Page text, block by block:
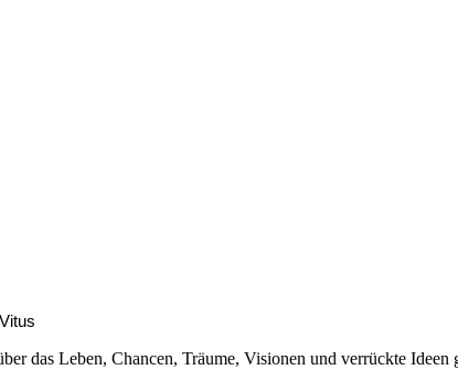
das Leben, Chancen, Träume, Visionen und verrückte Ideen